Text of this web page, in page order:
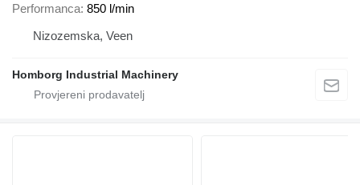
Performanca 850 l/min
Nizozemska, Veen
Homborg Industrial Machinery